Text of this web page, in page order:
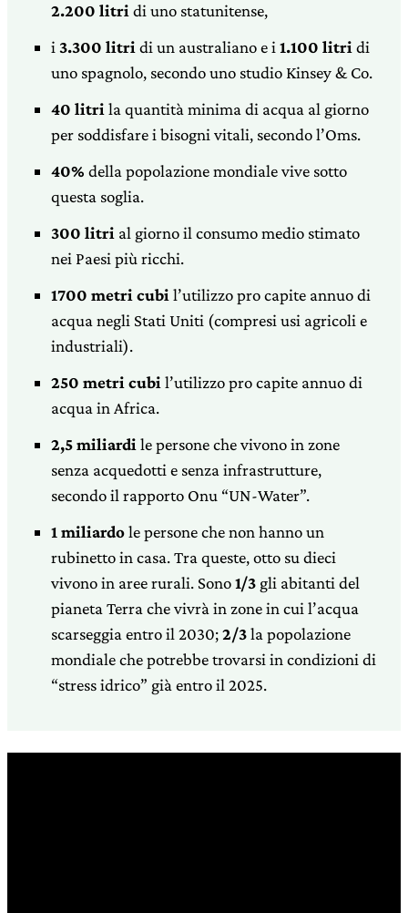
2.200 litri di uno statunitense,
i 3.300 litri di un australiano e i 1.100 litri di
uno spagnolo, secondo uno studio Kinsey & Co.
40 litri la quantità minima di acqua al giorno
per soddisfare i bisogni vitali, secondo l’Oms.
40% della popolazione mondiale vive sotto
questa soglia.
300 litri al giorno il consumo medio stimato
nei Paesi più ricchi.
1700 metri cubi l’utilizzo pro capite annuo di
acqua negli Stati Uniti (compresi usi agricoli e
industriali).
250 metri cubi l’utilizzo pro capite annuo di
acqua in Africa.
2,5 miliardi le persone che vivono in zone
senza acquedotti e senza infrastrutture,
secondo il rapporto Onu “UN-Water”.
1 miliardole persone che non hanno un
rubinetto in casa. Tra queste, otto su dieci
vivono in aree rurali. Sono1/3 gli abitanti del
pianeta Terra che vivrà in zone in cui l’acqua
scarseggia entro il 2030;2/3la popolazione
mondiale che potrebbe trovarsi in condizioni di
“stress idrico” già entro il 2025.